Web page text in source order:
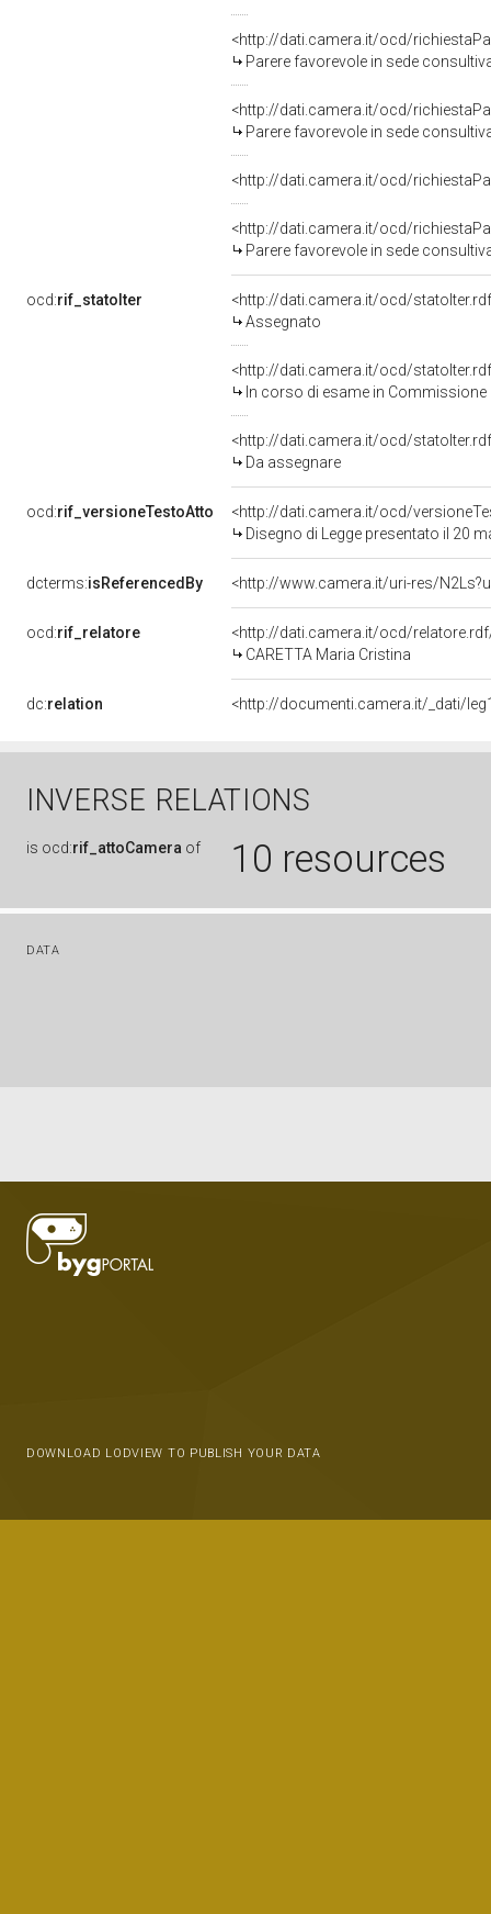
<http://dati.camera.it/ocd/
Parere favorevole in sede
<http://dati.camera.it/ocd/
Parere favorevole in sede
<http://dati.camera.it/ocd/
<http://dati.camera.it/ocd/
Parere favorevole in sede
ocd:rif_statoIter
<http://dati.camera.it/ocd/
Assegnato
<http://dati.camera.it/ocd/
In corso di esame in Commissione
<http://dati.camera.it/ocd/
Da assegnare
ocd:rif_versioneTestoAtto
<http://dati.camera.it/ocd/
Disegno di Legge presentato il 20
dcterms:isReferencedBy <http://www.camera.it/uri-res/
ocd:rif_relatore
<http://dati.camera.it/ocd/
CARETTA Maria Cristina
dc:relation <http://documenti.camera.it/_dati/
INVERSE RELATIONS
is ocd:rif_attoCamera of 10 resources
DATA
DOWNLOAD LODVIEW TO PUBLISH YOUR DATA